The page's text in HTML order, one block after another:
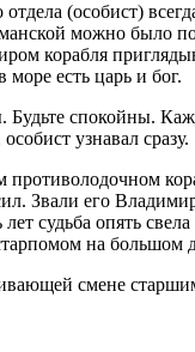
отдела (особист)
можно было
корабля
море есть царь и бог.
спокойны.
узнавал сразу.
противолодочном
Звали его
судьба опять
на большом
смене